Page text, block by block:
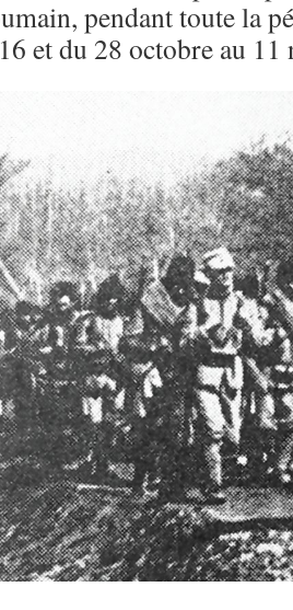
pendant toute la
et du 28 octobre au 11